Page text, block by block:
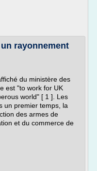
rayonnement
du ministère des
est "to work for UK
world" [ 1 ]. Les
un premier temps, la
des armes de
et du commerce de